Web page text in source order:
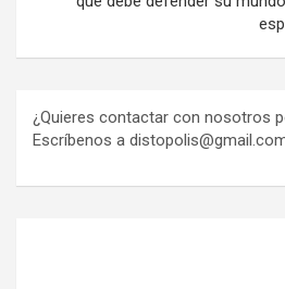
¿Quieres contactar con nosotros
Escríbenos a